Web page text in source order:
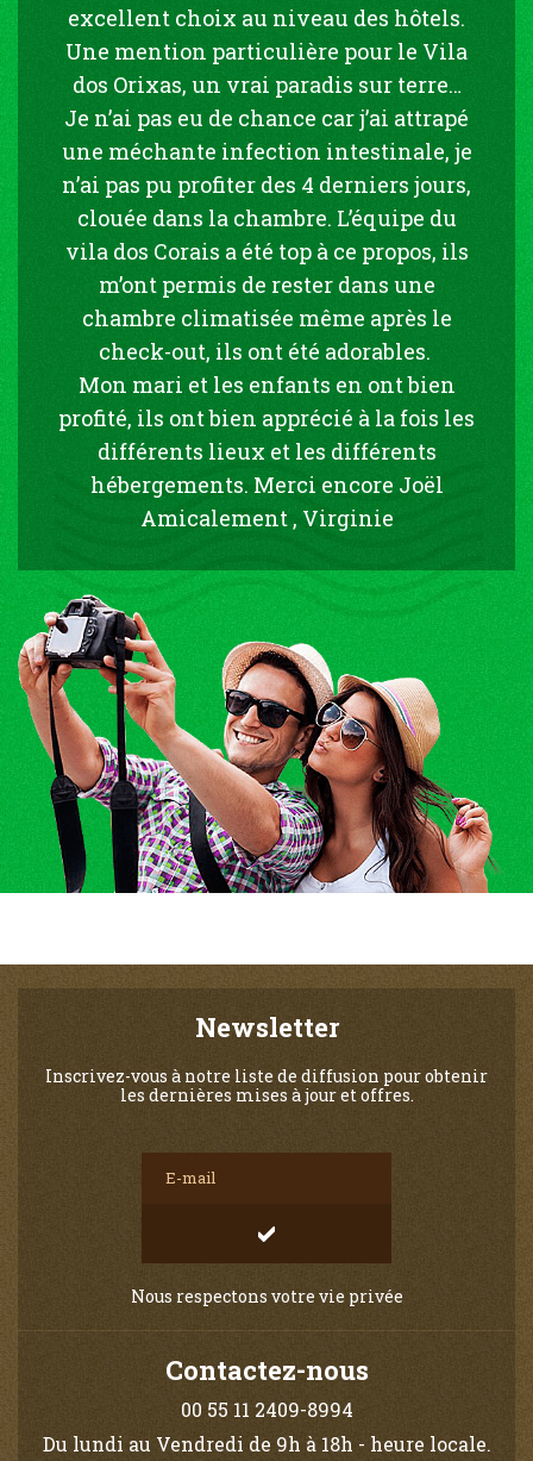
excellent choix au niveau des hôtels.
Une mention particulière pour le Vila
dos Orixas, un vrai paradis sur terre…
Je n’ai pas eu de chance car j’ai attrapé
une méchante infection intestinale, je
n’ai pas pu profiter des 4 derniers jours,
clouée dans la chambre. L’équipe du
vila dos Corais a été top à ce propos, ils
m’ont permis de rester dans une
chambre climatisée même après le
check-out, ils ont été adorables.
Mon mari et les enfants en ont bien
profité, ils ont bien apprécié à la fois les
différents lieux et les différents
hébergements. Merci encore Joël
Amicalement , Virginie
Newsletter
Inscrivez-vous à notre liste de diffusion pour obtenir
les dernières mises à jour et offres.
Nous respectons votre vie privée
Contactez-nous
00 55 11 2409-8994
Du lundi au Vendredi de 9h à 18h - heure locale.